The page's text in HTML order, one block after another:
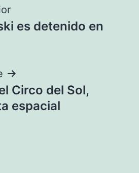
es detenido en
Circo del Sol,
espacial